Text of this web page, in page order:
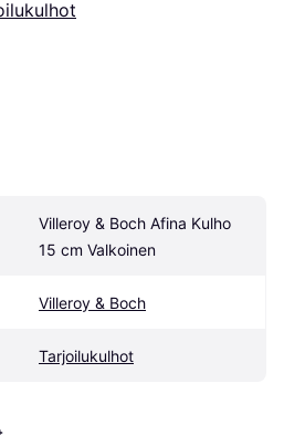
Villeroy & Boch Afina Kulho
15 cm Valkoinen
Villeroy & Boch
Tarjoilukulhot